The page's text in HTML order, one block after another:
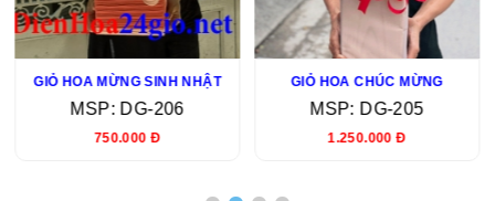
GIỎ HOA MỪNG SINH NHẬT
MSP: DG-206
750.000 Đ
GIỎ HOA CHÚC MỪNG
MSP: DG-205
1.250.000 Đ